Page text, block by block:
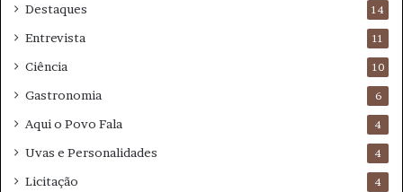
Destaques 14
Entrevista 11
Ciência 10
Gastronomia 6
Aqui o Povo Fala 4
Uvas e Personalidades 4
Licitação 4